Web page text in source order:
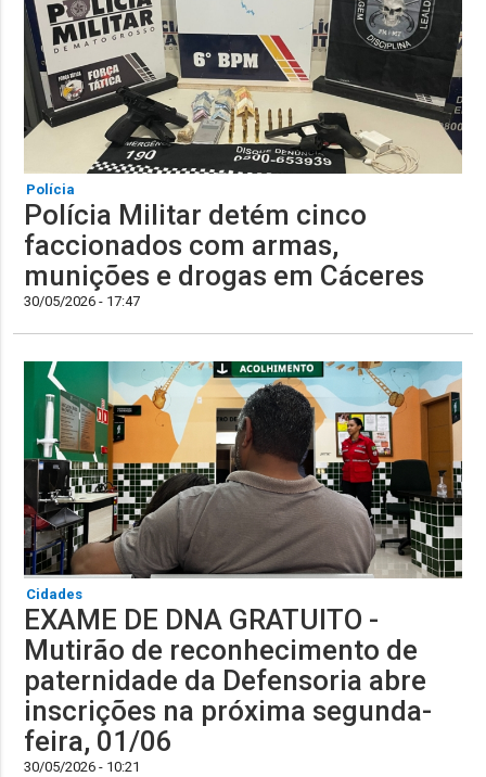
Polícia
Polícia Militar detém cinco
faccionados com armas,
munições e drogas em Cáceres
30/05/2026 - 17:47
Cidades
EXAME DE DNA GRATUITO -
Mutirão de reconhecimento de
paternidade da Defensoria abre
inscrições na próxima segunda-
feira, 01/06
30/05/2026 - 10:21